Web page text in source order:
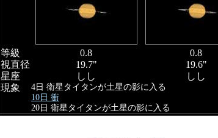
等級 0.8
0.8
視直径
19.7"
19.6"
星座
しし
しし
現象
4日 衛星タイタンが土星の影に入る
10日 衝
20日 衛星タイタンが土星の影に入る